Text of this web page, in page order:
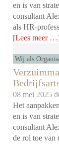
en is van
consultant
als HR-
[Lees meer …]
Wij als
08 mei 2025
Het
en is van
consultant
de rol toe van